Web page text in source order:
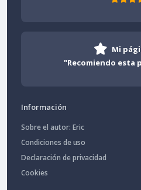
Mi
"Recomiendo esta
Información
Sobre el autor: Eric
Condiciones de uso
Declaración de privacidad
Cookies